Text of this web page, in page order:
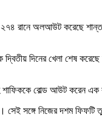
২৭৪ রানে অলআউট করেছে
দিনের খেলা শেষ
শাফিককে বোল্ড আউট করেন
সেই সঙ্গে নিজের দশম